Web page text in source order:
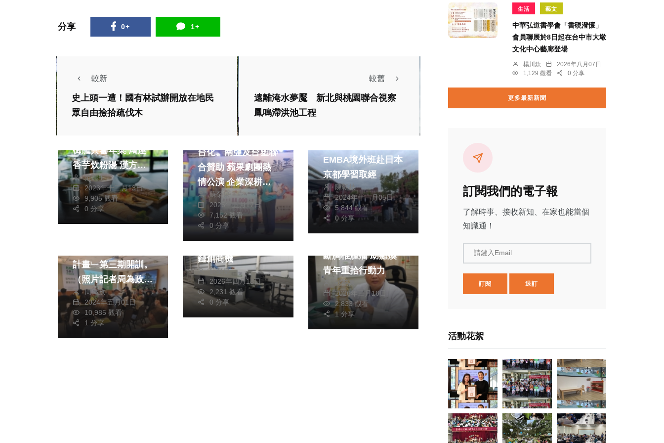
分享 0+ 1+
較新
史上頭一遭！國有林試辦開放在地民
眾自由撿拾疏伐木
較舊
遠離淹水夢魘 新北與桃園聯合視察
鳳鳴滯洪池工程
綜合 美食
御龍共饗年菜 鴻運
香芋炊粉湯 漢方御
膳土雞湯
范麗玉
2023年十二月13日
9,905 觀看
0 分享
社會
台化、南亞及台塑聯
合贊助 蘋果劇團熱
情公演 企業深耕新
港鄉持續公益
蘇榮泉
2025年五月17日
7,152 觀看
0 分享
EMBA境外班赴日本
京都學習取經
陳朝枝
2024年十一月05日
5,844 觀看
0 分享
社會 生活
健康及醫療
計畫﹂第三期開訓。
（照片記者周為政
攝）周為政
2024年五月01日
10,985 觀看
1 分享
綜合
鳳梨葉不再是廢物
雲林建構全循環產業
鏈創商機
蘇榮泉
2026年四月18日
2,231 觀看
0 分享
熱門 健康及醫療
綜合
斷胸椎腫瘤 助癱瘓
青年重拾行動力
蘇榮泉
2026年三月16日
2,833 觀看
1 分享
生活 藝文
中華弘道書學會「書硯澄懷」
會員聯展於8日起在台中市大墩
文化中心藝廊登場
楊川欽
2026年八月07日
1,129 觀看
0 分享
更多最新新聞
訂閱我們的電子報
了解時事、接收新知、在家也能當個
知識通！
請鍵入Email
訂閱 退訂
活動花絮